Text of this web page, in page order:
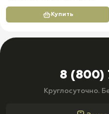
Купить
8 (800)
Круглосуточно.